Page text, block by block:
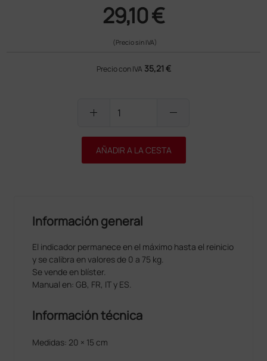
29,10 €
(Precio sin IVA)
Precio con IVA 35,21 €
add remove
AÑADIR A LA CESTA
Información general
El indicador permanece en el máximo hasta el reinicio
y se calibra en valores de 0 a 75 kg.
Se vende en blíster.
Manual en: GB, FR, IT y ES.
Información técnica
Medidas: 20 × 15 cm